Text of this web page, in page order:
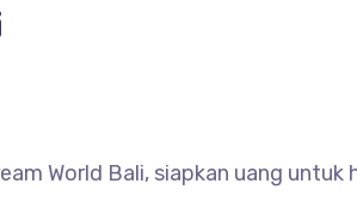
World Bali, siapkan uang untuk